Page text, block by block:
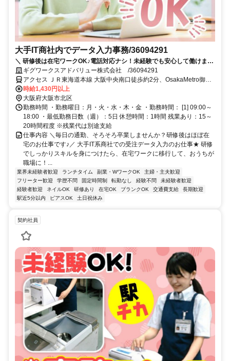
大手IT商社内でデータ入力事務/36094291
＼ 研修後は在宅ワークOK♪電話対応ナシ！未経験でも安心して働けます
◎／もくもくデータ入力で時給1,430円！＊梅田駅チカ徒歩2分＊土日祝
休み！ネイル・ピアスOK☆週払い対応あり★【20～30代未経験から活
躍中★】
ギグワークスアドバリュー株式会社 /36094291
アクセス ＪＲ東海道本線 大阪中央南口徒歩約2分、OsakaMetro御堂
筋線 梅田（Osaka3-B口徒歩約3分、OsakaMetro谷町線 東梅田1番口
徒歩約6分 大阪駅 徒歩5分／梅田駅 徒歩4分／東梅田駅 徒歩2分／西
梅田駅 徒歩10分／大阪梅田駅 徒歩5分
時給1,430円以上
大阪府大阪市北区
勤務時間 ・勤務曜日：月・火・水・木・金 ・勤務時間： [1] 09:00～
18:00 ・最低勤務日数（週）：5日 休憩時間：1時間 残業あり：15～
20時間程度 ※残業代は別途支給
仕事内容 ＼毎日の通勤、そろそろ卒業しませんか？研修後はほぼ在
宅のお仕事です♪／ 大手IT系商社での受注データ入力のお仕事★ 研修
でしっかりスキルを身につけたら、在宅ワークに移行して、おうちが
職場に！...
業界未経験者歓迎 ランチタイム 副業・WワークOK
主婦・主夫歓迎
フリーター歓迎
学歴不問 固定時間制 転勤なし 経験不問
未経験者歓迎
経験者歓迎
ネイルOK 研修あり 在宅OK ブランクOK 交通費支給
長期歓迎
駅近5分以内
ピアスOK 土日祝休み
契約社員